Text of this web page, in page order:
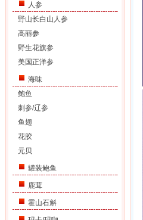
人参
野山长白山人参
高丽参
野生花旗参
美国正洋参
海味
鲍鱼
刺参/辽参
鱼翅
花胶
元贝
罐装鲍鱼
鹿茸
霍山石斛